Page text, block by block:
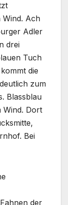
Wind. Ach
Adler
drei
Tuch
die
zum
Blassblau
Wind. Dort
Bei
der